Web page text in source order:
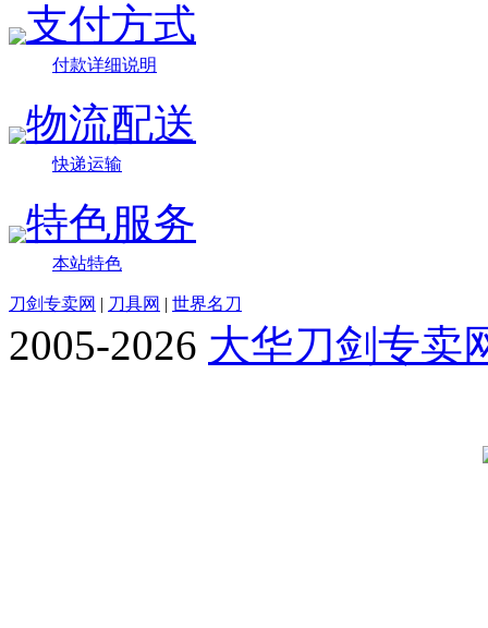
支付方式
付款详细说明
物流配送
快递运输
特色服务
本站特色
刀剑专卖网 | 刀具网 | 世界名刀
2005-2026 大华刀剑专卖